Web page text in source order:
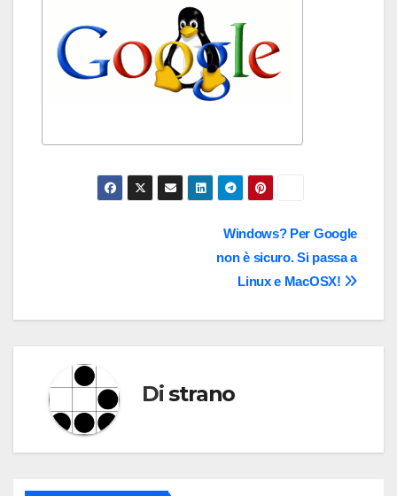
Windows? Per Google
non è sicuro. Si passa a
Linux e MacOSX!
Distrano